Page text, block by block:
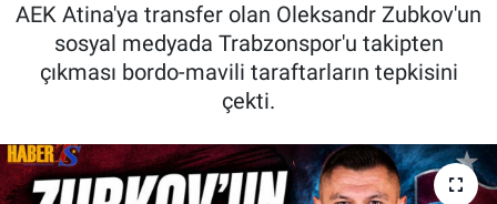
AEK Atina'ya transfer olan Oleksandr Zubkov'un
sosyal medyada Trabzonspor'u takipten
çıkması bordo-mavili taraftarların tepkisini
çekti.
1461 TRABZON
FUTBOL
TV VE SİNEMA
Haber Arşivi